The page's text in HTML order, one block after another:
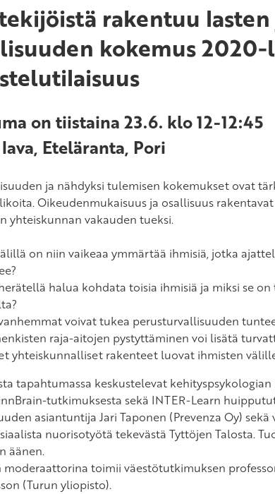
rakentuu
kokemus 2020-
on tiistaina 23.6. klo 12-12:45
Eteläranta, Pori
ja nähdyksi tulemisen kokemukset ovat
Oikeudenmukaisuus ja osallisuus
yhteiskunnan vakauden tueksi.
on niin vaikeaa ymmärtää ihmisiä, jotka
halua kohdata toisia ihmisiä ja miksi se
voivat tukea perusturvallisuuden
raja-aitojen pystyttäminen voi lisätä
yhteiskunnalliset rakenteet luovat ihmisten
tapahtumassa keskustelevat
tutkimuksesta sekä INTER-Learn
asiantuntija Jari Taponen (Prevenza Oy) sekä
nuorisotyötä tekevästä Tyttöjen Talosta.
äänen.
moderaattorina toimii väestötutkimuksen
(Turun yliopisto).